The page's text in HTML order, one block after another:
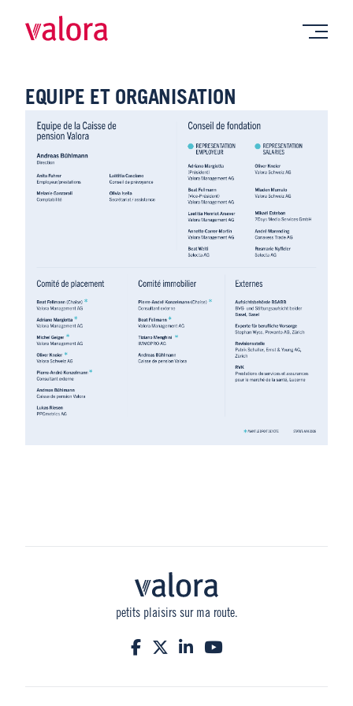
EQUIPE ET ORGANISATION
petits plaisirs sur ma route.
Facebook
TwitterLinkedIn
YouTube